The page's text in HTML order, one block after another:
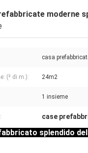
moderne
casa
(² di m.): 24m2
1 insieme
case
splendido